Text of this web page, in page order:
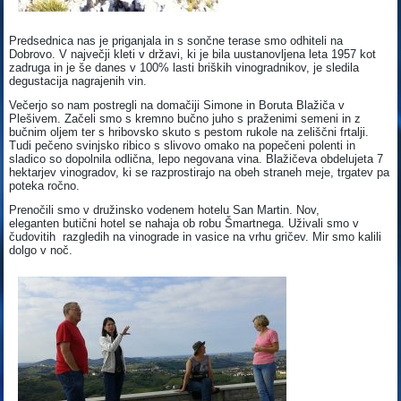
Predsednica nas je priganjala in s sončne terase smo odhiteli na
Dobrovo. V največji kleti v državi, ki je bila uustanovljena leta 1957 kot
zadruga in je še danes v 100% lasti briških vinogradnikov, je sledila
degustacija nagrajenih vin.
Večerjo so nam postregli na domačiji Simone in Boruta Blažiča v
Plešivem. Začeli smo s kremno bučno juho s praženimi semeni in z
bučnim oljem ter s hribovsko skuto s pestom rukole na zeliščni frtalji.
Tudi pečeno svinjsko ribico s slivovo omako na popečeni polenti in
sladico so dopolnila odlična, lepo negovana vina. Blažičeva obdelujeta 7
hektarjev vinogradov, ki se razprostirajo na obeh straneh meje, trgatev pa
poteka ročno.
Prenočili smo v družinsko vodenem hotelu San Martin. Nov,
eleganten butični hotel se nahaja ob robu Šmartnega. Uživali smo v
čudovitih razgledih na vinograde in vasice na vrhu gričev. Mir smo kalili
dolgo v noč.